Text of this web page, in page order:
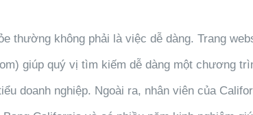
thường không phải là việc dễ dàng. Trang
giúp quý vị tìm kiếm dễ dàng một chương
doanh nghiệp. Ngoài ra, nhân viên của